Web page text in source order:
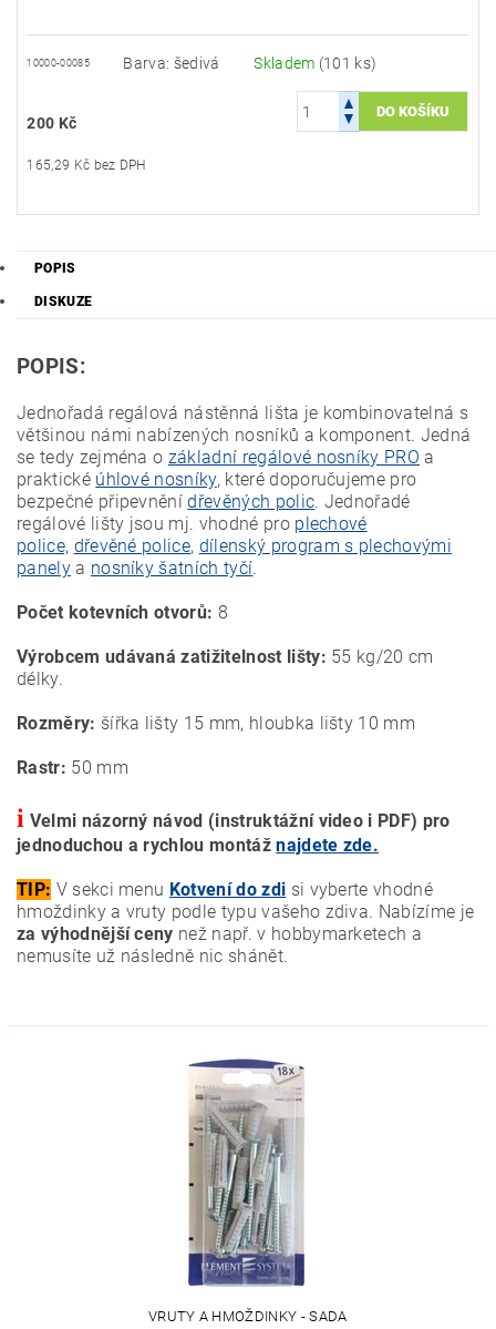
10000-00085 Barva: šedivá Skladem (101 ks)
200 Kč
165,29 Kč bez DPH
POPIS
DISKUZE
POPIS:
Jednořadá regálová nástěnná lišta je kombinovatelná s
většinou námi nabízených nosníků a komponent. Jedná
se tedy zejména o základní regálové nosníky PRO a
praktické úhlové nosníky, které doporučujeme pro
bezpečné připevněnídřevěných polic. Jednořadé
regálové lišty jsou mj. vhodné pro plechové
police, dřevěné police, dílenský program s plechovými
panelya nosníky šatních tyčí.
Počet kotevních otvorů: 8
Výrobcem udávaná zatižitelnost lišty: 55 kg/20 cm
délky.
Rozměry: šířka lišty 15 mm, hloubka lišty 10 mm
Rastr: 50 mm
i Velmi názorný návod (instruktážní video i PDF) pro
jednoduchou a rychlou montážnajdete zde.
TIP: V sekci menu Kotvení do zdi si vyberte vhodné
hmoždinky a vruty podle typu vašeho zdiva. Nabízíme je
za výhodnější ceny než např. v hobbymarketech a
nemusíte už následně nic shánět.
VRUTY A HMOŽDINKY - SADA